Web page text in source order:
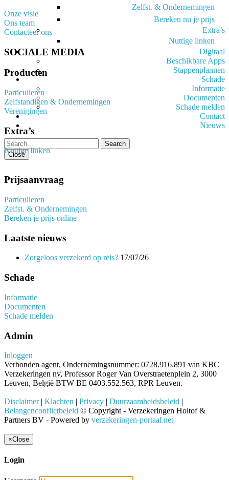
Zelfst. & Ondernemingen
Bereken nu je prijs
Extra’s
Nuttige linken
Digitaal
Beschikbare Apps
Stappenplannen
Schade
Informatie
Documenten
Schade melden
Contact
Nieuws
Close
Onze visie
Ons team
Contacteer ons
SOCIALE MEDIA
Producten
Particulieren
Zelfstandigen & Ondernemingen
Verenigingen
Extra’s
Nuttige linken
Prijsaanvraag
Particulieren
Zelfst. & Ondernemingen
Bereken je prijs online
Laatste nieuws
Zorgeloos verzekerd op reis? 17/07/26
Schade
Informatie
Documenten
Schade melden
Admin
Inloggen
Verbonden agent, Ondernemingsnummer: 0728.916.891 van KBC
Verzekeringen nv, Professor Roger Van Overstraetenplein 2, 3000
Leuven, België BTW BE 0403.552.563, RPR Leuven.
Disclaimer| Klachten | Privacy | Duurzaamheidsbeleid |
Belangenconflictbeleid © Copyright - Verzekeringen Holtof &
Partners BV - Powered by verzekeringen-portaal.net
×Close
Login